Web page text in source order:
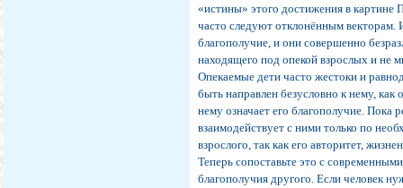
«истины» этого достижения в картине
часто следуют отклонённым
благополучие, и они совершенно
находящего под опекой взрослых и не
Опекаемые дети часто жестоки и
быть направлен безусловно к нему,
нему означает его благополучие. Пока
взаимодействует с ними только по
взрослого, так как его авторитет,
Теперь сопоставьте это с
благополучия другого. Если человек